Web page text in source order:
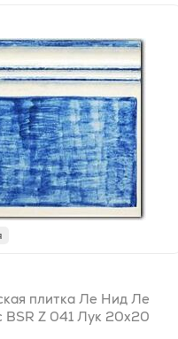
плитка Ле Нид Ле
BSR Z 041 Лук 20x20